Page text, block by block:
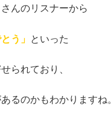
んのリスナーから
う」 といった
られており、
るのかもわかりますね。